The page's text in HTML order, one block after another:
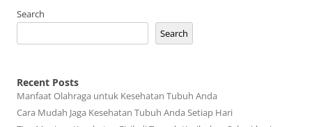
Search
Search
Recent Posts
Manfaat Olahraga untuk Kesehatan Tubuh Anda
Cara Mudah Jaga Kesehatan Tubuh Anda Setiap Hari